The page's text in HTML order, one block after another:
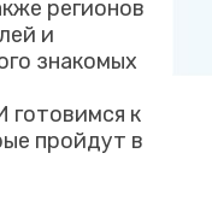
регионов
и
знакомых
готовимся к
пройдут в